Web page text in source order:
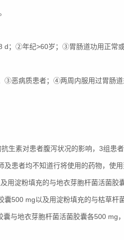
；②年纪>60岁；③胃肠道功用正常
恶病质患者；④两周内服用过胃肠道
生素对患者腹泻状况的影响，3组患
患者均不知道行将使用的药物，使
用淀粉填充的与地衣芽胞杆菌活菌胶
500 mg以及用淀粉填充的与枯草杆
与地衣芽胞杆菌活菌胶囊各500 mg